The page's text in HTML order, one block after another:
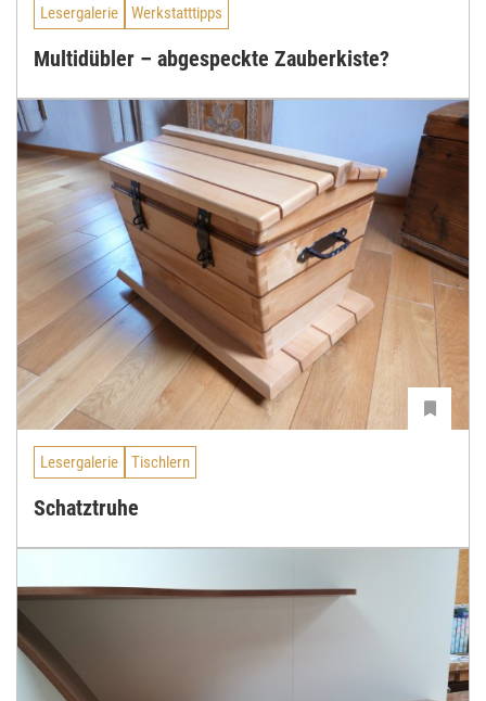
Lesergalerie Werkstatttipps
Multidübler – abgespeckte Zauberkiste?
Lesergalerie Tischlern
Schatztruhe